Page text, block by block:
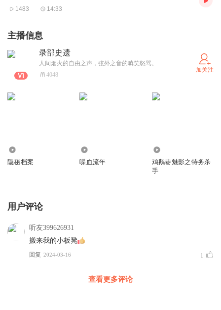
1483 14:33
主播信息
录部史遗
人间烟火的自由之声，弦外之音的嗔笑怒骂。
4048
加关注
隐秘档案 喋血流年
鸡鹅巷魅影之特务杀
手
用户评论
听友399626931
搬来我的小板凳
回复 2024-03-16 1
查看更多评论